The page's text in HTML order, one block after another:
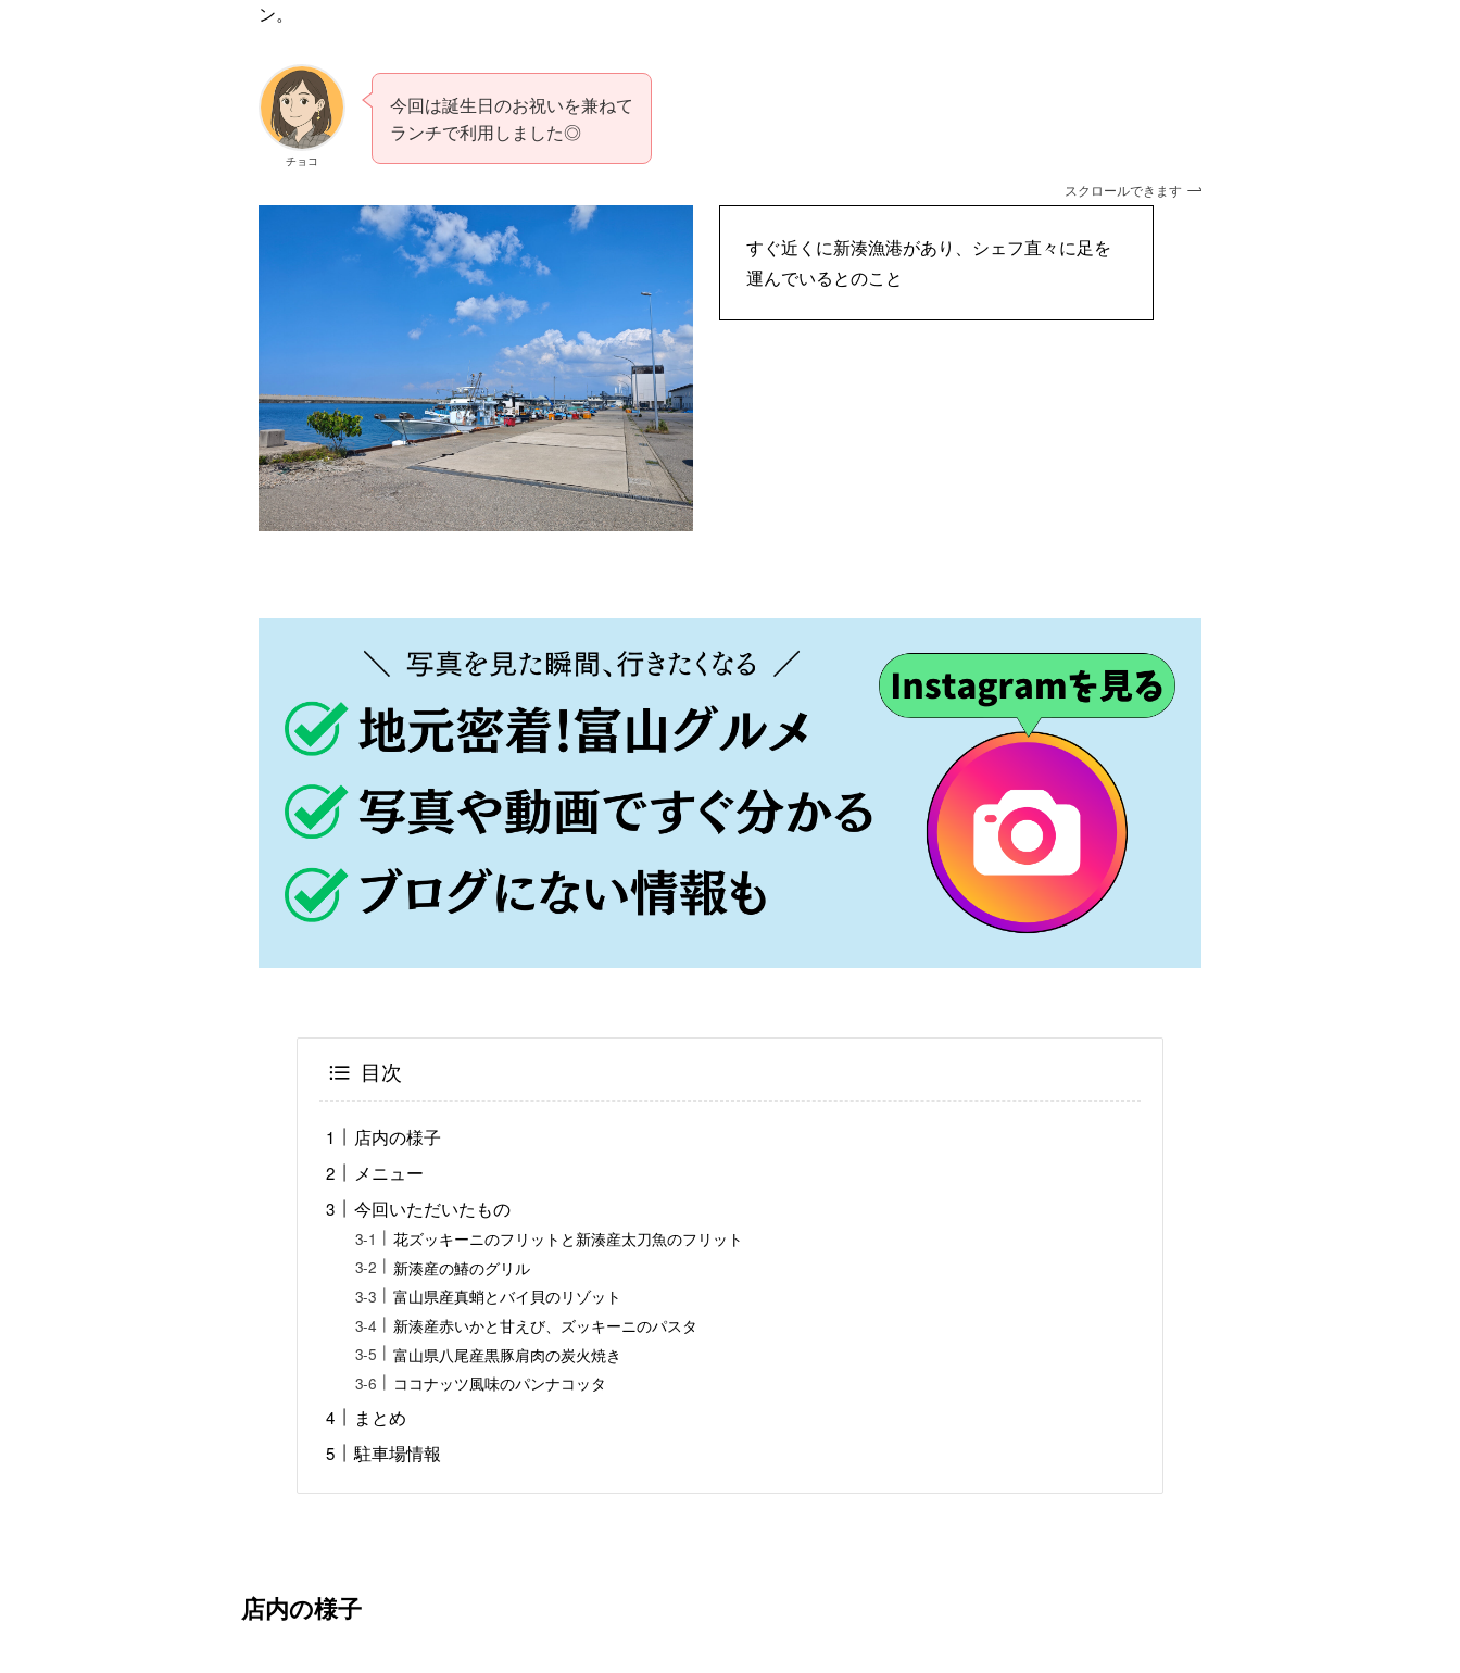
ン。
チョコ
今回は誕生日のお祝いを兼ねて
ランチで利用しました◎
スクロールできます
すぐ近くに新湊漁港があり、シェフ直々に足を
運んでいるとのこと
目次
店内の様子
メニュー
今回いただいたもの
花ズッキーニのフリットと新湊産太刀魚のフリット
新湊産の鰆のグリル
富山県産真蛸とバイ貝のリゾット
新湊産赤いかと甘えび、ズッキーニのパスタ
富山県八尾産黒豚肩肉の炭火焼き
ココナッツ風味のパンナコッタ
まとめ
駐車場情報
店内の様子